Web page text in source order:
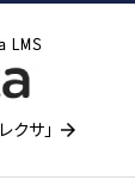
クサ」